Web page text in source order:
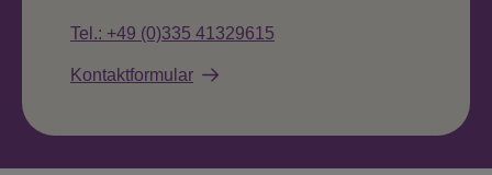
Tel.: +49 (0)335 41329615
Kontaktformular